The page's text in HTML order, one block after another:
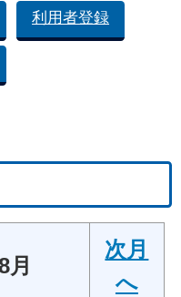
利用者登録
月
次月
へ